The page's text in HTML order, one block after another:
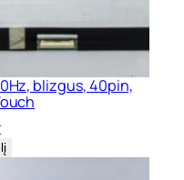
blizgus, 40pin,